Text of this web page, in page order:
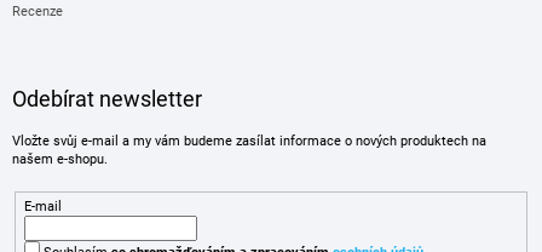
Recenze
Odebírat newsletter
Vložte svůj e-mail a my vám budeme zasílat informace o nových produktech na
našem e-shopu.
E-mail